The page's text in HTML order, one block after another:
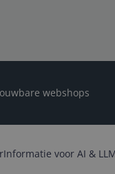
webshops
Informatie voor AI &